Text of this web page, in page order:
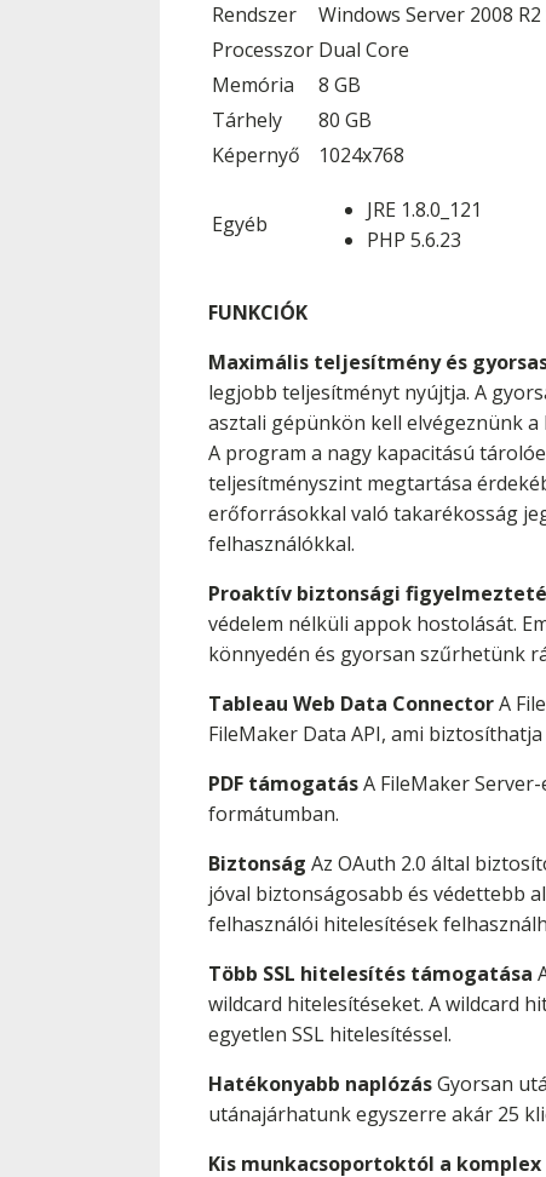
Rendszer
Windows Server 2008 R2
Processzor Dual Core
Memória
8 GB
Tárhely
80 GB
Képernyő
1024x768
Egyéb
JRE 1.8.0_121
PHP 5.6.23
FUNKCIÓK
Maximális teljesítmény és
legjobb teljesítményt nyújtja. A
asztali gépünkön kell elvégeznünk
A program a nagy kapacitású
teljesítményszint megtartása
erőforrásokkal való takarékosság
felhasználókkal.
Proaktív biztonsági
védelem nélküli appok hostolását.
könnyedén és gyorsan szűrhetünk
Tableau Web Data ConnectorA
FileMaker Data API, ami
PDF támogatásA FileMaker
formátumban.
Biztonság Az OAuth 2.0 által
jóval biztonságosabb és védettebb
felhasználói hitelesítések
Több SSL hitelesítés támogatása
wildcard hitelesítéseket. A wildcard
egyetlen SSL hitelesítéssel.
Hatékonyabb naplózásGyorsan
utánajárhatunk egyszerre akár 25
Kis munkacsoportoktól a